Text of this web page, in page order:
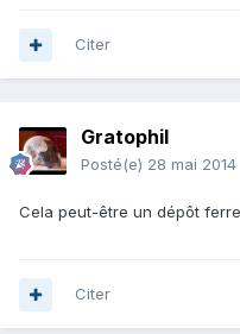
Citer
Gratophil
Posté(e) 28 mai 2014
Cela peut-être un dépôt
Citer